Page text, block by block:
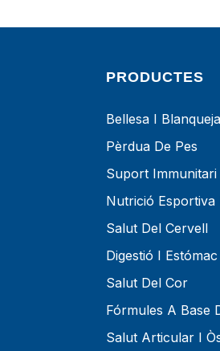
PRODUCTES
Bellesa I
Pèrdua De Pes
Suport Immunitari
Nutrició Esportiva
Salut Del Cervell
Digestió I Estómac
Salut Del Cor
Fórmules A Base
Salut Articular I